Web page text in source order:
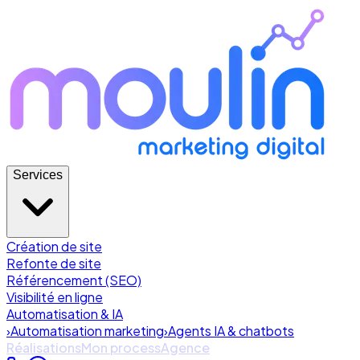
Services
Création de site
Refonte de site
Référencement (SEO)
Visibilité en ligne
Automatisation & IA
›Automatisation marketing›Agents IA & chatbots
RéalisationsMon processAgence